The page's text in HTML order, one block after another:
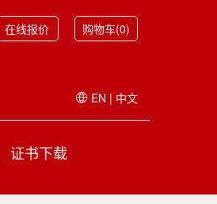
在线报价 购物车(0)
EN | 中文
证书下载